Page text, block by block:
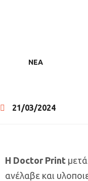
ΝΕΑ
21/03/2024
Η Doctor Print
ανέλαβε και